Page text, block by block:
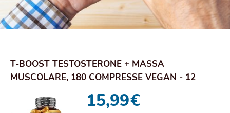
T-BOOST TESTOSTERONE + MASSA
MUSCOLARE, 180 COMPRESSE VEGAN - 12
15,99€